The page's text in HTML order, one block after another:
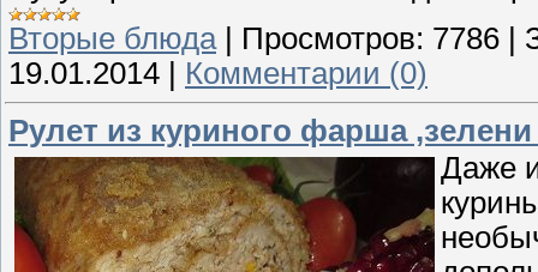
Вторые блюда| Просмотров: 7786
19.01.2014
Комментарии (0)
Рулет из куриного фарша
Даже